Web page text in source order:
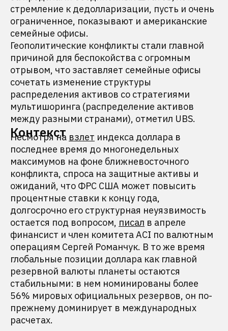
стремление к дедолларизации, пусть и очень
ограниченное, показывают и американские
семейные офисы.
Геополитические конфликты стали главной
причиной для беспокойства с огромным
отрывом, что заставляет семейные офисы
сочетать изменение структуры
распределения активов со стратегиями
мультишоринга (распределение активов
между разными странами), отметил UBS.
Контекст
Несмотря на взлет индекса доллара в
последнее время до многонедельных
максимумов на фоне ближневосточного
конфликта, спроса на защитные активы и
ожиданий, что ФРС США может повысить
процентные ставки к концу года,
долгосрочно его структурная неуязвимость
остается под вопросом, писал в апреле
финансист и член комитета ACI по валютным
операциям Сергей Романчук. В то же время
глобальные позиции доллара как главной
резервной валюты планеты остаются
стабильными: в нем номинированы более
56% мировых официальных резервов, он по-
прежнему доминирует в международных
расчетах.